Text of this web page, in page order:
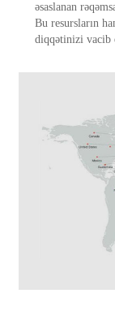
əsaslanan
Bu resursların
diqqətinizi vacib